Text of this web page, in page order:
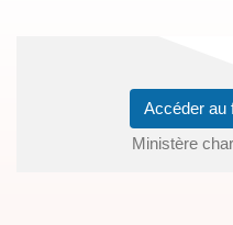
Accéder au
Ministère